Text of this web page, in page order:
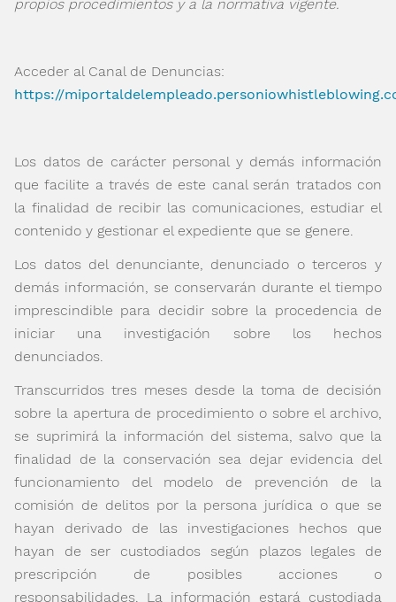
propios procedimientos y a la normativa vigente.
Acceder al Canal de Denuncias:
https://
Los datos de carácter personal y demás información
que facilite a través de este canal serán tratados con
la finalidad de recibir las comunicaciones, estudiar el
contenido y gestionar el expediente que se genere.
Los datos del denunciante, denunciado o terceros y
demás información, se conservarán durante el tiempo
imprescindible para decidir sobre la procedencia de
iniciar una investigación sobre los hechos
denunciados.
Transcurridos tres meses desde la toma de decisión
sobre la apertura de procedimiento o sobre el archivo,
se suprimirá la información del sistema, salvo que la
finalidad de la conservación sea dejar evidencia del
funcionamiento del modelo de prevención de la
comisión de delitos por la persona jurídica o que se
hayan derivado de las investigaciones hechos que
hayan de ser custodiados según plazos legales de
prescripción de posibles acciones o
responsabilidades. La información estará custodiada